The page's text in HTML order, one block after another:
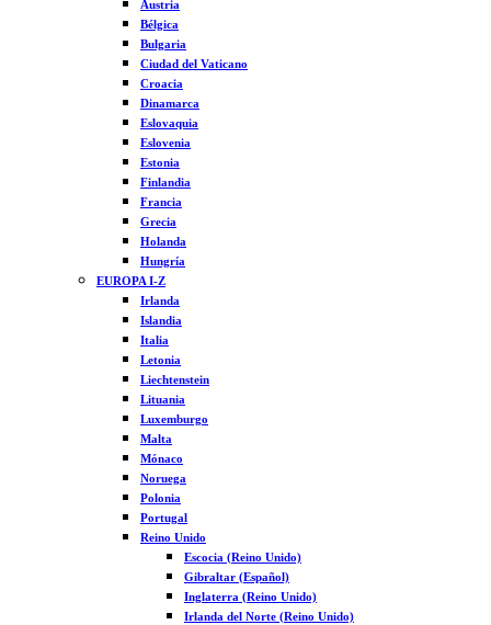
Austria
Bélgica
Bulgaria
Ciudad del Vaticano
Croacia
Dinamarca
Eslovaquia
Eslovenia
Estonia
Finlandia
Francia
Grecia
Holanda
Hungría
EUROPA I-Z
Irlanda
Islandia
Italia
Letonia
Liechtenstein
Lituania
Luxemburgo
Malta
Mónaco
Noruega
Polonia
Portugal
Reino Unido
Escocia (Reino Unido)
Gibraltar (Español)
Inglaterra (Reino Unido)
Irlanda del Norte (Reino Unido)